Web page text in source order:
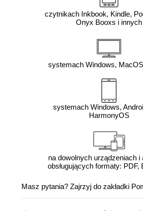
czytnikach Inkbook, Kindle,
Onyx Booxs i innych
systemach Windows,
systemach Windows,
HarmonyOS
na dowolnych urządzeniach i
obsługujących formaty: PDF,
Masz pytania? Zajrzyj do zakładki